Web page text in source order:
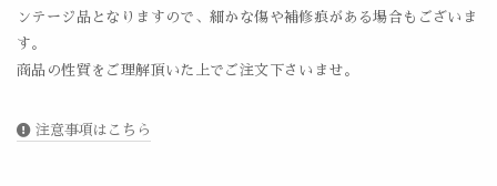
ンテージ品となりますので、細かな傷や補修痕がある場合もございま
す。
商品の性質をご理解頂いた上でご注文下さいませ。
注意事項はこちら